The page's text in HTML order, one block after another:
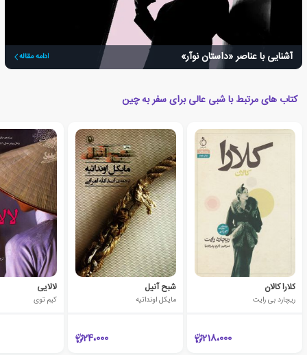
آشنایی با عناصر «داستان نوآر» ادامه مقاله
کتاب های مرتبط با شبی عالی برای سفر به چین
کلارا کالان
ریچارد بی رایت
218،000
شبح آنیل
مایکل اونداتیه
24،000
لالایی
کیم توی